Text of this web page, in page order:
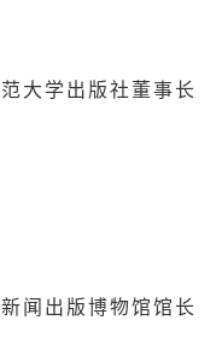
大学出版社董事长
闻出版博物馆馆长